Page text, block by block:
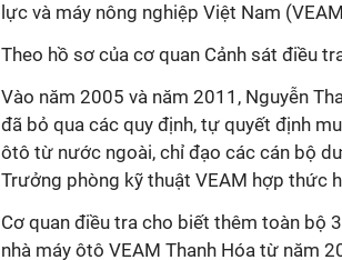
lực và máy nông nghiệp Việt Nam
Theo hồ sơ của cơ quan Cảnh sát điều
Vào năm 2005 và năm 2011, Nguyễn
đã bỏ qua các quy định, tự quyết định
ôtô từ nước ngoài, chỉ đạo các cán bộ
Trưởng phòng kỹ thuật VEAM hợp thức
Cơ quan điều tra cho biết thêm toàn bộ
nhà máy ôtô VEAM Thanh Hóa từ năm